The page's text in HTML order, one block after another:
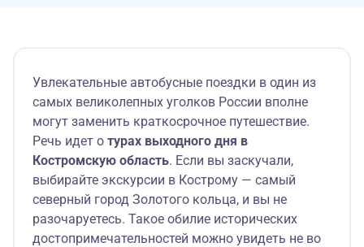
Увлекательные автобусные поездки в один из
самых великолепных уголков России вполне
могут заменить краткосрочное путешествие.
Речь идет о турах выходного дня в
Костромскую область. Если вы заскучали,
выбирайте экскурсии в Кострому — самый
северный город Золотого кольца, и вы не
разочаруетесь. Такое обилие исторических
достопримечательностей можно увидеть не во